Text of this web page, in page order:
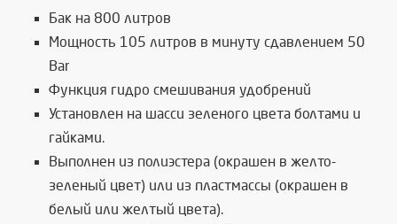
Бак на 800 литров
Мощность 105 литров в минуту сдавлением 50
Bar
Функция гидро смешивания удобрений
Установлен на шасси зеленого цвета болтами и
гайками.
Выполнен из полиэстера (окрашен в желто-
зеленый цвет) или из пластмассы (окрашен в
белый или желтый цвета).